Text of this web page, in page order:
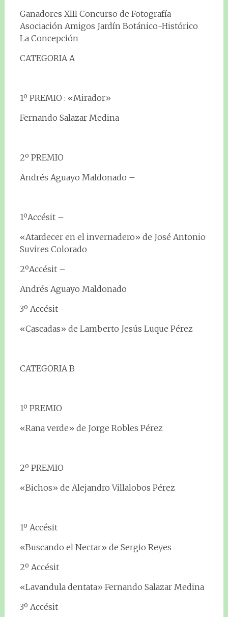
Ganadores XIII Concurso de Fotografía
Asociación Amigos Jardín Botánico-Histórico
La Concepción
CATEGORIA A
1º PREMIO : «Mirador»
Fernando Salazar Medina
2º PREMIO
Andrés Aguayo Maldonado –
1ºAccésit –
«Atardecer en el invernadero» de José Antonio
Suvires Colorado
2ºAccésit –
Andrés Aguayo Maldonado
3º Accésit–
«Cascadas» de Lamberto Jesús Luque Pérez
CATEGORIA B
1º PREMIO
«Rana verde» de Jorge Robles Pérez
2º PREMIO
«Bichos» de Alejandro Villalobos Pérez
1º Accésit
«Buscando el Nectar» de Sergio Reyes
2º Accésit
«Lavandula dentata» Fernando Salazar Medina
3º Accésit